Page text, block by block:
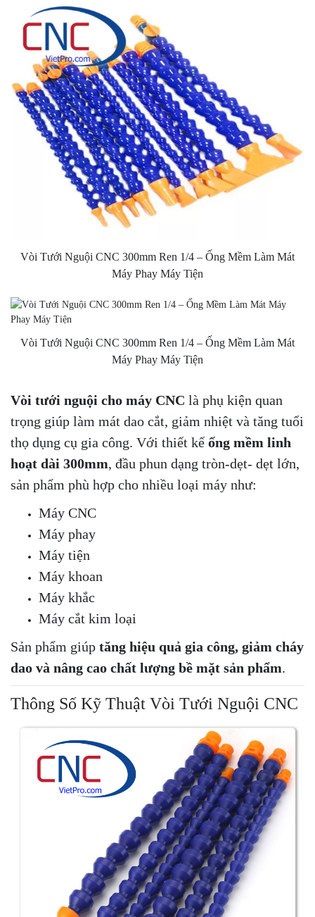
Vòi Tưới Nguội CNC 300mm Ren 1/4 – Ống Mềm Làm Mát
Máy Phay Máy Tiện
Vòi Tưới Nguội CNC 300mm Ren 1/4 – Ống Mềm Làm Mát
Máy Phay Máy Tiện
Vòi tưới nguội cho máy CNC là phụ kiện quan
trọng giúp làm mát dao cắt, giảm nhiệt và tăng tuổi
thọ dụng cụ gia công. Với thiết kếống mềm linh
hoạt dài 300mm, đầu phun dạng tròn-dẹt- dẹt lớn,
sản phẩm phù hợp cho nhiều loại máy như:
Máy CNC
Máy phay
Máy tiện
Máy khoan
Máy khắc
Máy cắt kim loại
Sản phẩm giúp tăng hiệu quả gia công, giảm cháy
dao và nâng cao chất lượng bề mặt sản phẩm.
Thông Số Kỹ Thuật Vòi Tưới Nguội CNC